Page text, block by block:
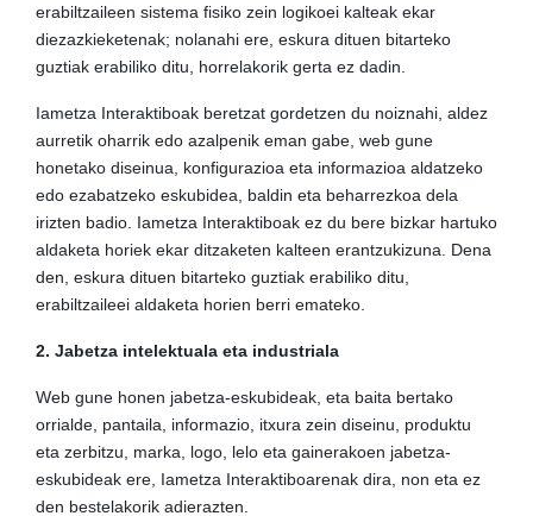
erabiltzaileen sistema fisiko zein logikoei kalteak ekar
diezazkieketenak; nolanahi ere, eskura dituen bitarteko
guztiak erabiliko ditu, horrelakorik gerta ez dadin.
Iametza Interaktiboak beretzat gordetzen du noiznahi, aldez
aurretik oharrik edo azalpenik eman gabe, web gune
honetako diseinua, konfigurazioa eta informazioa aldatzeko
edo ezabatzeko eskubidea, baldin eta beharrezkoa dela
irizten badio. Iametza Interaktiboak ez du bere bizkar hartuko
aldaketa horiek ekar ditzaketen kalteen erantzukizuna. Dena
den, eskura dituen bitarteko guztiak erabiliko ditu,
erabiltzaileei aldaketa horien berri emateko.
2. Jabetza intelektuala eta industriala
Web gune honen jabetza-eskubideak, eta baita bertako
orrialde, pantaila, informazio, itxura zein diseinu, produktu
eta zerbitzu, marka, logo, lelo eta gainerakoen jabetza-
eskubideak ere, Iametza Interaktiboarenak dira, non eta ez
den bestelakorik adierazten.